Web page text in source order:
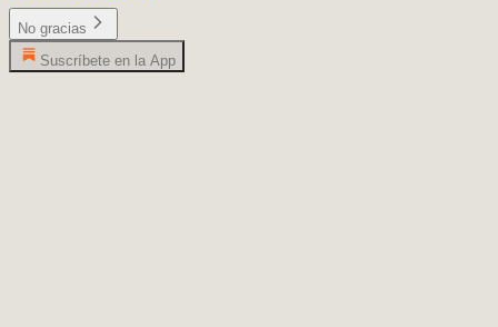
No gracias
Suscríbete en la App